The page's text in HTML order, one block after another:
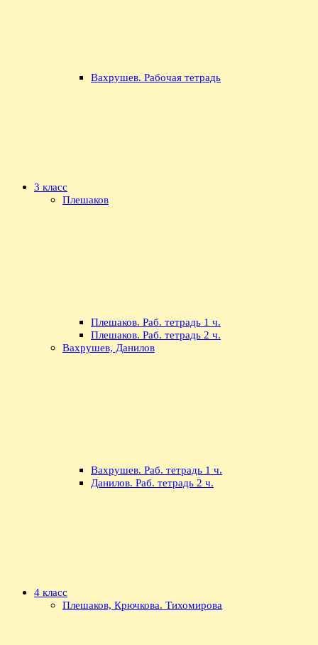
Вахрушев. Рабочая тетрадь
3 класс
Плешаков
Плешаков. Раб. тетрадь 1 ч.
Плешаков. Раб. тетрадь 2 ч.
Вахрушев, Данилов
Вахрушев. Раб. тетрадь 1 ч.
Данилов. Раб. тетрадь 2 ч.
4 класс
Плешаков, Крючкова. Тихомирова